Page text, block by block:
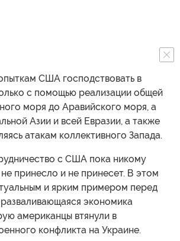
США господствовать в
с помощью реализации общей
моря до Аравийского моря, а
Азии и всей Евразии, а также
атакам коллективного Запада.
с США пока никому
принесло и не принесет. В этом
и ярким примером перед
разваливающаяся экономика
американцы втянули в
конфликта на Украине.